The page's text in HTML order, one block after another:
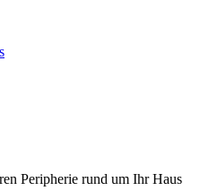
Peripherie rund um Ihr Haus